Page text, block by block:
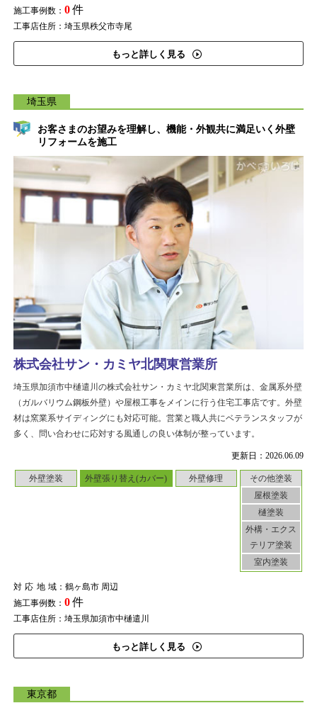
施工事例数： 0件
工事店住所：埼玉県秩父市寺尾
もっと詳しく見る
埼玉県
お客さまのお望みを理解し、機能・外観共に満足いく外壁
リフォームを施工
更新日：2026.06.09
外壁塗装 外壁張り替え(カバー) 外壁修理
その他塗装
屋根塗装
樋塗装
外構・エクス
テリア塗装
室内塗装
対応地域：鶴ヶ島市 周辺
施工事例数： 0件
工事店住所：埼玉県加須市中樋遣川
もっと詳しく見る
株式会社サン・カミヤ北関東営業所
埼玉県加須市中樋遣川の株式会社サン・カミヤ北関東営業所は、金属系外壁
（ガルバリウム鋼板外壁）や屋根工事をメインに行う住宅工事店です。外壁
材は窯業系サイディングにも対応可能。営業と職人共にベテランスタッフが
多く、問い合わせに応対する風通しの良い体制が整っています。
東京都